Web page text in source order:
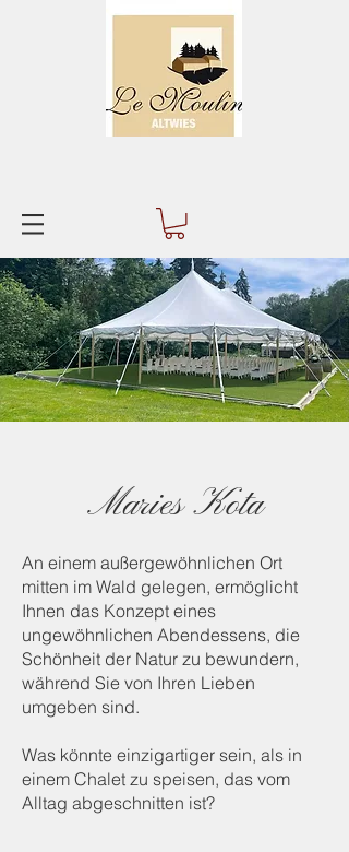
Maries Kota
An einem außergewöhnlichen Ort
mitten im Wald gelegen, ermöglicht
Ihnen das Konzept eines
ungewöhnlichen Abendessens, die
Schönheit der Natur zu bewundern,
während Sie von Ihren Lieben
umgeben sind.
Was könnte einzigartiger sein, als in
einem Chalet zu speisen, das vom
Alltag abgeschnitten ist?